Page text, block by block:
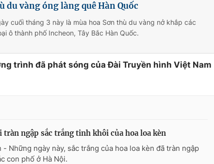
du vàng óng làng quê Hàn Quốc
cuối tháng 3 này là mùa hoa Sơn thù du vàng nở khắp các
ô thành phố Incheon, Tây Bắc Hàn Quốc.
trình đã phát sóng của Đài Truyền hình Việt Nam
tràn ngập sắc trắng tinh khôi của hoa loa kèn
- Những ngày này, sắc trắng của hoa loa kèn đã tràn ngập
con phố ở Hà Nội.